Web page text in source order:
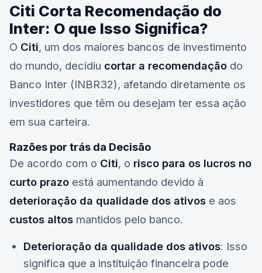
Citi Corta Recomendação do
Inter: O que Isso Significa?
O Citi, um dos maiores bancos de investimento
do mundo, decidiu cortar a recomendação do
Banco Inter (INBR32), afetando diretamente os
investidores que têm ou desejam ter essa ação
em sua carteira.
Razões por trás da Decisão
De acordo com o Citi, o risco para os lucros no
curto prazo está aumentando devido à
deterioração da qualidade dos ativos e aos
custos altos mantidos pelo banco.
Deterioração da qualidade dos ativos: Isso
significa que a instituição financeira pode